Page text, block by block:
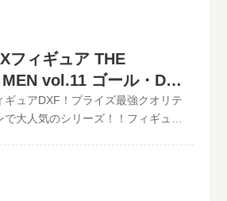
いただけます。下記のような入力方
能です。といまる。開催中の買取
ら、無料宅配キット申し込みフォ
さい。といまるから送料無料の宅
ダンボールに商品を詰めて、送る
となく、お売りになりたいものが
能地域は、日本全国どこからでも
買取査定価格の振込手数料など全て
入力で更に具体的な金額が分かりま
仮買取査定が可能です。といま
ンペーン情報
新！《現在、各買取価格表の更新
りますが、ご依頼頂いた買取査定
改めて買取査定致しますのでご安心
ース DXフィギュア THE
マルコ現在の買取価格は500円
◆◆◆◆◆◆◆◆◆◆◆ この他のワン
の最新買取価格はコチラから↓その他
、無料宅配キット申し込みフォー
い。といまるから送料無料の宅配
フィギュア THE
vol.11 ゴール・D・
価格
ギュアDXF！プライズ最強クオリテ
大人気のシリーズ！！フィギュア
新！《現在、各買取価格表の更新
りますが、ご依頼頂いた買取査定